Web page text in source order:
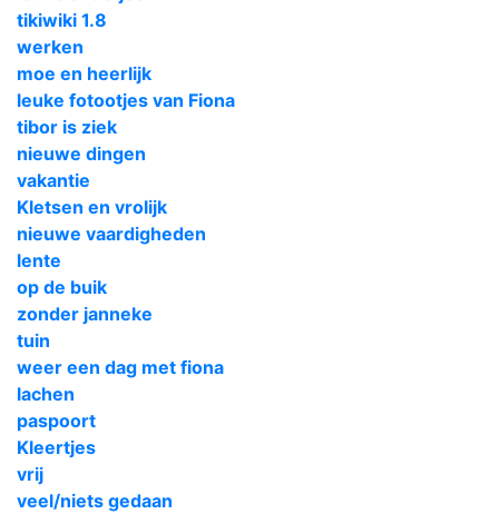
tikiwiki 1.8
werken
moe en heerlijk
leuke fotootjes van Fiona
tibor is ziek
nieuwe dingen
vakantie
Kletsen en vrolijk
nieuwe vaardigheden
lente
op de buik
zonder janneke
tuin
weer een dag met fiona
lachen
paspoort
Kleertjes
vrij
veel/niets gedaan